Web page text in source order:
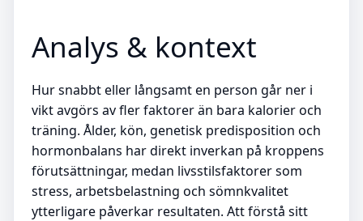
Analys & kontext
Hur snabbt eller långsamt en person går ner i
vikt avgörs av fler faktorer än bara kalorier och
träning. Ålder, kön, genetisk predisposition och
hormonbalans har direkt inverkan på kroppens
förutsättningar, medan livsstilsfaktorer som
stress, arbetsbelastning och sömnkvalitet
ytterligare påverkar resultaten. Att förstå sitt